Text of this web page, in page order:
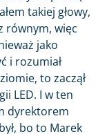
takiej głowy,
równym, więc
jako
i rozumiał
to zaczął
LED. I w ten
dyrektorem
bo to Marek